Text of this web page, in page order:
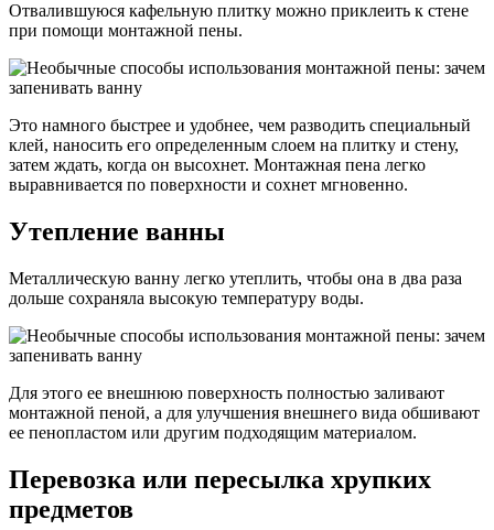
Отвалившуюся кафельную плитку можно приклеить к стене
при помощи монтажной пены.
Это намного быстрее и удобнее, чем разводить специальный
клей, наносить его определенным слоем на плитку и стену,
затем ждать, когда он высохнет. Монтажная пена легко
выравнивается по поверхности и сохнет мгновенно.
Утепление ванны
Металлическую ванну легко утеплить, чтобы она в два раза
дольше сохраняла высокую температуру воды.
Для этого ее внешнюю поверхность полностью заливают
монтажной пеной, а для улучшения внешнего вида обшивают
ее пенопластом или другим подходящим материалом.
Перевозка или пересылка хрупких
предметов